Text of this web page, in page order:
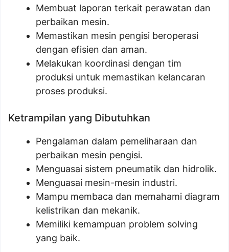
Membuat laporan terkait perawatan dan
perbaikan mesin.
Memastikan mesin pengisi beroperasi
dengan efisien dan aman.
Melakukan koordinasi dengan tim
produksi untuk memastikan kelancaran
proses produksi.
Ketrampilan yang Dibutuhkan
Pengalaman dalam pemeliharaan dan
perbaikan mesin pengisi.
Menguasai sistem pneumatik dan hidrolik.
Menguasai mesin-mesin industri.
Mampu membaca dan memahami diagram
kelistrikan dan mekanik.
Memiliki kemampuan problem solving
yang baik.